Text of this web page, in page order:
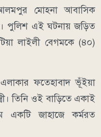
মোহনা আবাসিক
পুলিশ এই ঘটনায় জড়িত
লাইলী বেগমকে (৪০)
ফতেহাবাদ ভূঁইয়া
তিনি ওই বাড়িতে একাই
একটি জাহাজে কর্মরত